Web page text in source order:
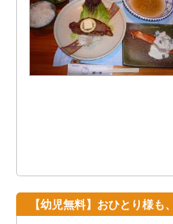
【幼児無料】おひとり様も